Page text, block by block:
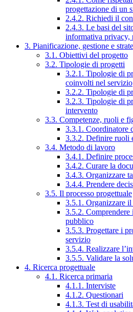
progettazione di un
2.4.2. Richiedi il
2.4.3. Le basi del
informativa privacy,
3. Pianificazione, gestione e
3.1. Obiettivi del progetto
3.2. Tipologie di progetti
3.2.1. Tipologie di
coinvolti nel servizio
3.2.2. Tipologie di
3.2.3. Tipologie di
intervento
3.3. Competenze, ruoli e
3.3.1. Coordinatore
3.3.2. Definire ruoli
3.4. Metodo di lavoro
3.4.1. Definire
3.4.2. Curare la
3.4.3. Organizzare
3.4.4. Prendere
3.5. Il processo progettuale
3.5.1. Organizzare il
3.5.2. Comprendere
pubblico
3.5.3. Progettare i
servizio
3.5.4. Realizzare
3.5.5. Validare la
4. Ricerca progettuale
4.1. Ricerca primaria
4.1.1. Interviste
4.1.2. Questionari
4.1.3. Test di